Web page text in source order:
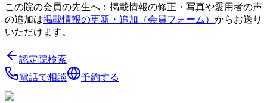
この院の会員の先生へ：掲載情報の修正・写真や愛用者の声
の追加は掲載情報の更新・追加（会員フォーム） からお送り
いただけます。
認定院検索
電話で相談
予約する